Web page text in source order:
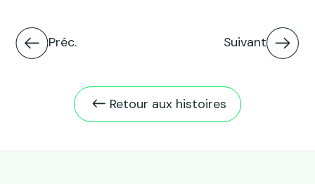
Préc.
Retour aux histoires
Suivant